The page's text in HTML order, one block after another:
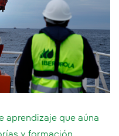
aprendizaje que aúna